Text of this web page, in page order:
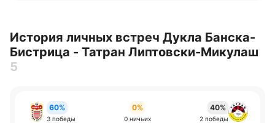
История личных встреч Дукла Банска-
Бистрица - Татран Липтовски-Микулаш
5
60%
3 победы
0%
0 ничьих
40%
2 победы